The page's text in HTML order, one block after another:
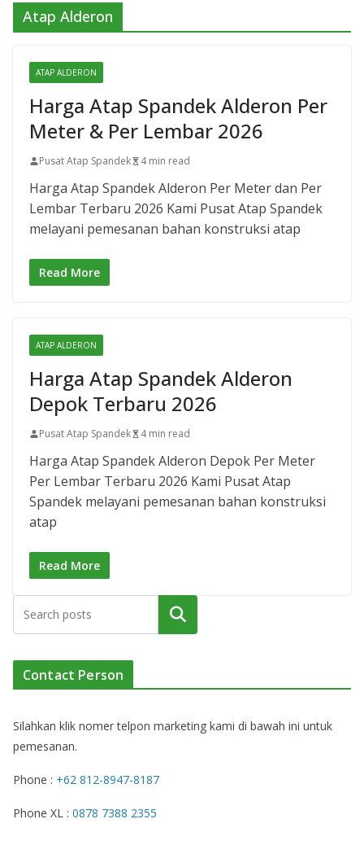
Atap Alderon
ATAP ALDERON
Harga Atap Spandek Alderon Per
Meter & Per Lembar 2026
Pusat Atap Spandek 4 min read
Harga Atap Spandek Alderon Per Meter dan Per
Lembar Terbaru 2026 Kami Pusat Atap Spandek
melayani pemesanan bahan konstruksi atap
Read More
ATAP ALDERON
Harga Atap Spandek Alderon
Depok Terbaru 2026
Pusat Atap Spandek 4 min read
Harga Atap Spandek Alderon Depok Per Meter
Per Lembar Terbaru 2026 Kami Pusat Atap
Spandek melayani pemesanan bahan konstruksi
atap
Read More
Cari
Contact Person
Silahkan klik nomer telpon marketing kami di bawah ini untuk
pemesanan.
Phone : +62 812-8947-8187
Phone XL : 0878 7388 2355